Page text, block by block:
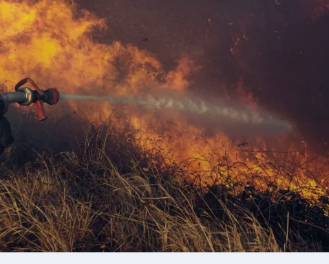
Перник ,
Плевен, 26°C
Пловдив , 27°C
Разград 25°C
, 27°C
Силистра, 24°C
Сливен, 25°C
, 20°C
София, 25°C
Стара Загора, 24°C
Търговище, 24°C
Хасково, 26°C
Шумен, 24°C
Ямбол, 27°C